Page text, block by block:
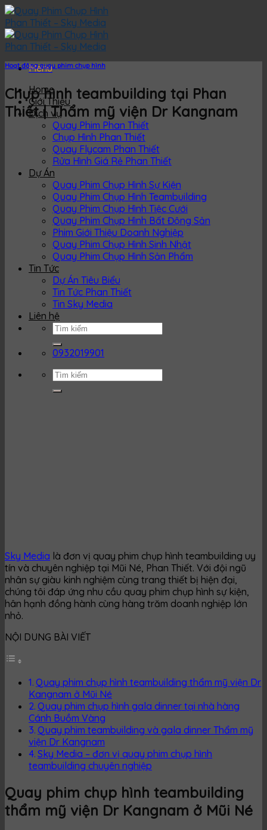
Skip
to
content
Menu
Home
Giới Thiệu
Dịch vụ
Quay Phim Phan Thiết
Chụp Hình Phan Thiết
Quay Flycam Phan Thiết
Rửa Hình Giá Rẻ Phan Thiết
Dự Án
Quay Phim Chụp Hình Sự Kiện
Quay Phim Chụp Hình Teambuilding
Quay Phim Chụp Hình Tiệc Cưới
Quay Phim Chụp Hình Bất Động Sản
Phim Giới Thiệu Doanh Nghiệp
Quay Phim Chụp Hình Sinh Nhật
Quay Phim Chụp Hình Sản Phẩm
Tin Tức
Dự Án Tiêu Biểu
Tin Tức Phan Thiết
Tin Sky Media
Liên hệ
0932019901
Hoạt động quay phim chụp hình
Chụp hình teambuilding tại Phan
Thiết | Thẩm mỹ viện Dr Kangnam
Sky Media là đơn vị quay phim chụp hình teambuilding uy
tín và chuyên nghiệp tại Mũi Né, Phan Thiết. Với đội ngũ
nhân sự giàu kinh nghiệm cùng trang thiết bị hiện đại,
chúng tôi đáp ứng nhu cầu quay phim chụp hình sự kiện,
hân hạnh đồng hành cùng hàng trăm doanh nghiệp lớn
nhỏ.
NỘI DUNG BÀI VIẾT
Quay phim chụp hình teambuilding thẩm mỹ viện Dr
Kangnam ở Mũi Né
Quay phim chụp hình gala dinner tại nhà hàng
Cánh Buồm Vàng
Quay phim teambuilding và gala dinner Thẩm mỹ
viện Dr Kangnam
Sky Media – đơn vị quay phim chụp hình
teambuilding chuyên nghiệp
Quay phim chụp hình teambuilding
thẩm mỹ viện Dr Kangnam ở Mũi Né